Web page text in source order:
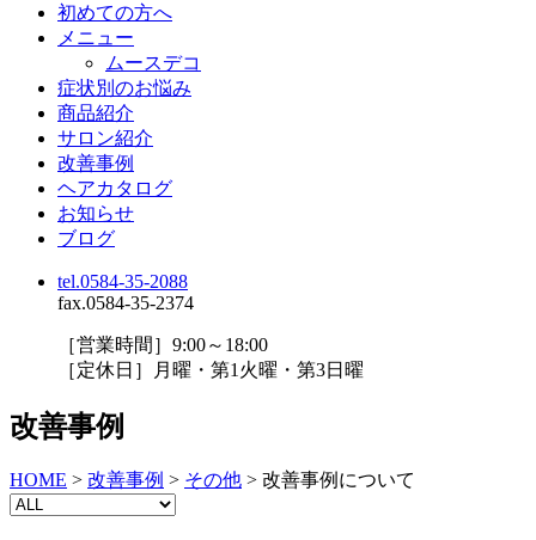
初めての方へ
メニュー
ムースデコ
症状別のお悩み
商品紹介
サロン紹介
改善事例
ヘアカタログ
お知らせ
ブログ
tel.0584-35-2088
fax.0584-35-2374
［営業時間］9:00～18:00
［定休日］月曜・第1火曜・第3日曜
改善事例
HOME > 改善事例 > その他 > 改善事例について